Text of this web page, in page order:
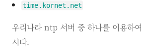
time.kornet.net
우리나라 ntp 서버 중 하나를 이용하여
시다.